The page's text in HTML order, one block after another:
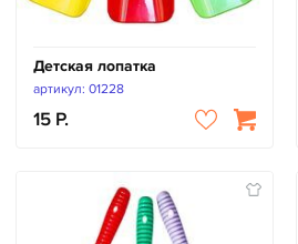
Детская лопатка
артикул: 01228
15